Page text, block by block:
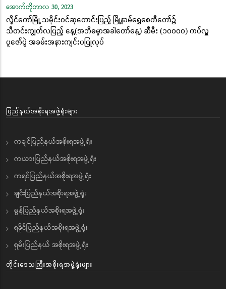
အောက်တိုဘာလ 30, 2023
လွိုင်ကော်မြို့ သမိုင်းဝင်ဆုတောင်းပြည့် မြို့နာမ်ရွှေစေတီတော်၌
သီတင်းကျွတ်လပြည့် နေ့(အဘိဓမ္မာအခါတော်နေ့) ဆီမီး (၁၀၀၀၀) ကပ်လှူ
ပူဇော်ပွဲ အခမ်းအနားကျင်းပပြုလုပ်
ပြည်နယ်အစိုးရအဖွဲ့ရုံးများ
ကချင်ပြည်နယ်အစိုးရအဖွဲ့ရုံး
ကယားပြည်နယ်အစိုးရအဖွဲ့ရုံး
ကရင်ပြည်နယ်အစိုးရအဖွဲ့ရုံး
ချင်းပြည်နယ်အစိုးရအဖွဲ့ရုံး
မွန်ပြည်နယ်အစိုးရအဖွဲ့ရုံး
ရခိုင်ပြည်နယ်အစိုးရအဖွဲ့ရုံး
ရှမ်းပြည်နယ် အစိုးရအဖွဲ့ရုံး
တိုင်းဒေသကြီးအစိုးရအဖွဲ့ရုံးများ